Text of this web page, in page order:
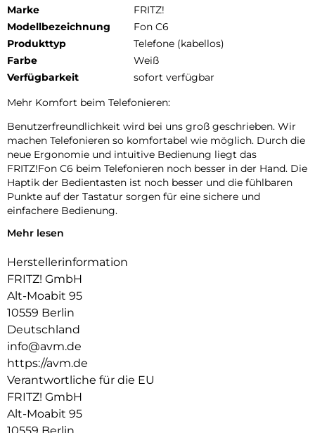
Marke
FRITZ!
Modellbezeichnung
Fon C6
Produkttyp
Telefone (kabellos)
Farbe
Weiß
Verfügbarkeit
sofort verfügbar
Mehr Komfort beim Telefonieren:
Benutzerfreundlichkeit wird bei uns groß geschrieben. Wir
machen Telefonieren so komfortabel wie möglich. Durch die
neue Ergonomie und intuitive Bedienung liegt das
FRITZ!Fon C6 beim Telefonieren noch besser in der Hand. Die
Haptik der Bedientasten ist noch besser und die fühlbaren
Punkte auf der Tastatur sorgen für eine sichere und
einfachere Bedienung.
Individuelle Startbildschirme und Designs:
Behalten Sie die Anrufe immer im Blick oder wählen Sie
einen Startbildschirm mit technischen Daten Ihrer
FRITZ!Box wie Verbindungsstatus und WLAN-Nutzung.
Entscheiden Sie sich alternativ für das Retro-Design mit
einer analogen Uhr in verschiedenen Ausführungen. Sie
haben die Wahl!
Natürlicher Sound dank HD-Telefonie:
Das FRITZ!Fon C6 unterstützt für die beste Verständlichkeit
HD-Telefonie, die Stimmen natürlicher überträgt als eine
herkömmliche Sprachübertragung. Telefonieren genießen –
beim FRITZ!Fon C6 mit angenehm klarem Klang.
Mehr lesen
Herstellerinformation
FRITZ! GmbH
Alt-Moabit 95
10559 Berlin
Deutschland
info@avm.de
https://avm.de
Verantwortliche für die EU
FRITZ! GmbH
Alt-Moabit 95